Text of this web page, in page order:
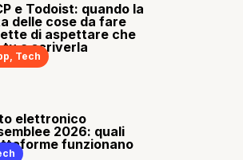
e Todoist: quando la
delle cose da fare
di aspettare che
tu a scriverla
, Tech
elettronico
2026: quali
funzionano